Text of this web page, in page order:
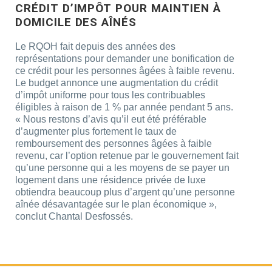
CRÉDIT D’IMPÔT POUR MAINTIEN À
DOMICILE DES AÎNÉS
Le RQOH fait depuis des années des
représentations pour demander une bonification de
ce crédit pour les personnes âgées à faible revenu.
Le budget annonce une augmentation du crédit
d’impôt uniforme pour tous les contribuables
éligibles à raison de 1 % par année pendant 5 ans.
« Nous restons d’avis qu’il eut été préférable
d’augmenter plus fortement le taux de
remboursement des personnes âgées à faible
revenu, car l’option retenue par le gouvernement fait
qu’une personne qui a les moyens de se payer un
logement dans une résidence privée de luxe
obtiendra beaucoup plus d’argent qu’une personne
aînée désavantagée sur le plan économique »,
conclut Chantal Desfossés.